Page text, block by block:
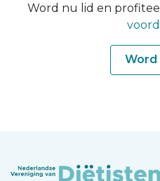
Word nu lid en
Word